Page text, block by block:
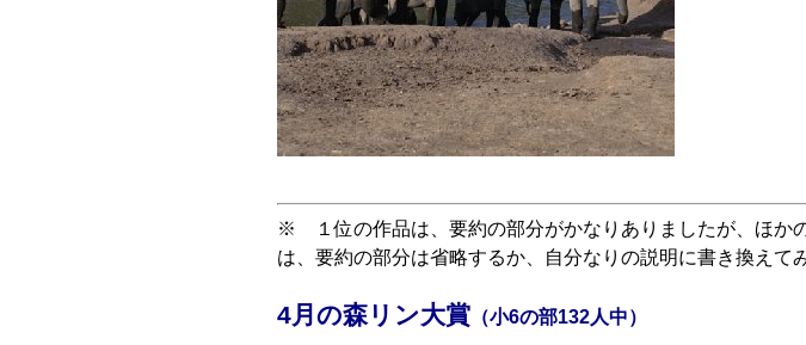
※ １位の作品は、要約の部分がかなりありましたが、ほか
は、要約の部分は省略するか、自分なりの説明に書き換えて
4月の森リン大賞 （小6の部132人中）